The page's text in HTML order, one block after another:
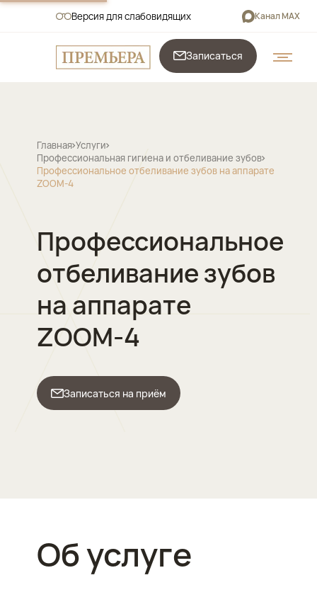
Версия для слабовидящих Канал MAX
Записаться
Главная Услуги
Профессиональная гигиена и отбеливание зубов
Профессиональное отбеливание зубов на аппарате
ZOOM-4
Профессиональное
отбеливание зубов
на аппарате
ZOOM-4
Записаться на приём
Об услуге